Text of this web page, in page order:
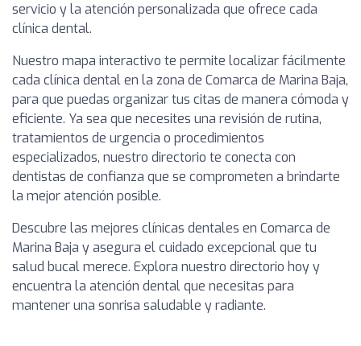
servicio y la atención personalizada que ofrece cada
clínica dental.
Nuestro mapa interactivo te permite localizar fácilmente
cada clínica dental en la zona de Comarca de Marina Baja,
para que puedas organizar tus citas de manera cómoda y
eficiente. Ya sea que necesites una revisión de rutina,
tratamientos de urgencia o procedimientos
especializados, nuestro directorio te conecta con
dentistas de confianza que se comprometen a brindarte
la mejor atención posible.
Descubre las mejores clínicas dentales en Comarca de
Marina Baja y asegura el cuidado excepcional que tu
salud bucal merece. Explora nuestro directorio hoy y
encuentra la atención dental que necesitas para
mantener una sonrisa saludable y radiante.